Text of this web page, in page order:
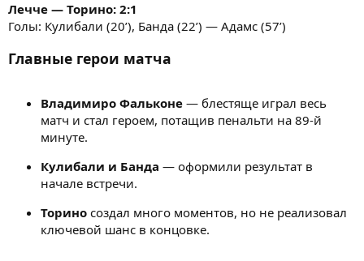
Лечче — Торино: 2:1
Голы: Кулибали (20’), Банда (22’) — Адамс (57’)
Главные герои матча
Владимиро Фальконе — блестяще играл весь
матч и стал героем, потащив пенальти на 89-й
минуте.
Кулибали и Банда — оформили результат в
начале встречи.
Торино создал много моментов, но не реализовал
ключевой шанс в концовке.